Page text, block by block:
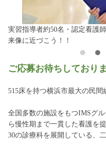
実習指導者約50名・認定看護
来像に近づこう！！
ご応募お待ちしておりま
515床を持つ横浜市最大の民間
全国多数の施設をもつIMSグ
ら慢性期まで一貫した看護を提
30の診療科を展開している、